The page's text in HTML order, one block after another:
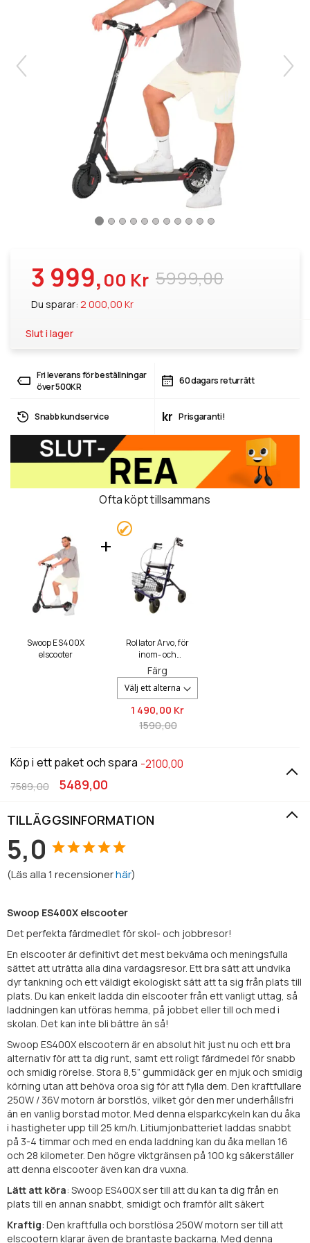
5999,00
3 999,00 Kr
Du sparar: 2 000,00 Kr
Slut i lager
Fri leverans för beställningar
över 500KR
60 dagars returrätt
Snabb kundservice kr Prisgaranti!
Ofta köpt tillsammans
Swoop ES400X
elscooter
Rollator Arvo, för
inom- och
utomhusbruk
Färg
1 490,00 Kr
1590,00
Köp i ett paket och spara -2100,00
5489,00
7589,00
TILLÄGGSINFORMATION
5,0
(Läs alla1 recensionerhär)
Swoop ES400X elscooter
Det perfekta färdmedlet för skol- och jobbresor!
En elscooter är definitivt det mest bekväma och meningsfulla
sättet att uträtta alla dina vardagsresor. Ett bra sätt att undvika
dyr tankning och ett väldigt ekologiskt sätt att ta sig från plats till
plats. Du kan enkelt ladda din elscooter från ett vanligt uttag, så
laddningen kan utföras hemma, på jobbet eller till och med i
skolan. Det kan inte bli bättre än så!
Swoop ES400X elscootern är en absolut hit just nu och ett bra
alternativ för att ta dig runt, samt ett roligt färdmedel för snabb
och smidig rörelse. Stora 8,5” gummidäck ger en mjuk och smidig
körning utan att behöva oroa sig för att fylla dem. Den kraftfullare
250W / 36V motorn är borstlös, vilket gör den mer underhållsfri
än en vanlig borstad motor. Med denna elsparkcykeln kan du åka
i hastigheter upp till 25 km/h. Litiumjonbatteriet laddas snabbt
på 3-4 timmar och med en enda laddning kan du åka mellan 16
och 28 kilometer. Den högre viktgränsen på 100 kg säkerställer
att denna elscooter även kan dra vuxna.
Lätt att köra: Swoop ES400X ser till att du kan ta dig från en
plats till en annan snabbt, smidigt och framför allt säkert
Kraftig: Den kraftfulla och borstlösa 250W motorn ser till att
elscootern klarar även de brantaste backarna. Med denna